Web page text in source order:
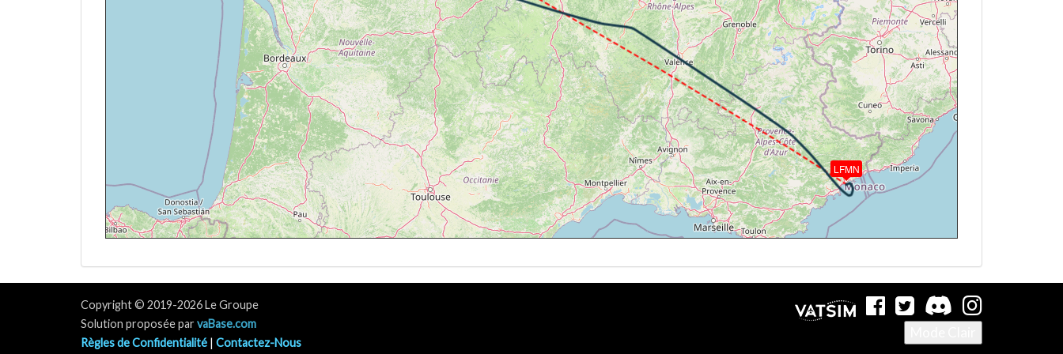
[12:54:14Z] L'appareil à 29850ft / KIAS 262kts / GS 371kts / HDG 291° / TAT -48° / WIND 329/49kt
[12:58:27Z] L'appareil en montée / KIAS 261kts / GS 371kts / VS 51FPM / ALT 29900ft / PITCH -1.66° / HDG 290° / TAT -48° / WIND 324/45kt
[12:58:43Z] L'appareil à 29900ft / KIAS 262kts / GS 369kts / HDG 290° / TAT -48° / WIND 322/46kt
[12:59:02Z] L'appareil en montée / KIAS 261kts / GS 369kts / VS 60FPM / ALT 29910ft / PITCH -2.22° / HDG 290° / TAT -48° / WIND 322/45kt
[12:59:15Z] L'appareil à 29920ft / KIAS 261kts / GS 369kts / HDG 289° / TAT -48° / WIND 320/45kt
[13:12:19Z] L'appareil en descente / ALT 29820ft / KIAS 261kts / GS 369kts / HDG 288° / VS -1163FPM / TAT -47° / WIND 317/43kt
[13:14:21Z] Aérofreins déployés/Armés, KIAS 268kts / ALT 25730ft
[13:15:31Z] L'appareil en montée / KIAS 271kts / GS 352kts / VS 102FPM / ALT 24150ft / PITCH -2.22° / HDG 319° / TAT -33° / WIND 310/33kt
[13:15:55Z] L'appareil à 24170ft / KIAS 273kts / GS 356kts / HDG 320° / TAT -33° / WIND 311/33kt
[13:16:17Z] L'appareil en descente / ALT 24000ft / KIAS 275kts / GS 358kts / HDG 320° / VS -1889FPM / TAT -33° / WIND 311/34kt
[13:23:41Z] Landing lights ON, ALT 10660ft
[13:24:09Z] Spoilers RETRACTED , KIAS 247kts / ALT 10400ft
[13:27:25Z] Spoilers RETRACTED , KIAS 207kts / ALT 6660ft
[13:31:08Z] L'appareil en montée / KIAS 182kts / GS 173kts / VS 457FPM / ALT 3420ft / PITCH -1.69° / HDG 225° / TAT 6° / WIND 271/22kt
[13:31:20Z] L'appareil en descente / ALT 3370ft / KIAS 171kts / GS 163kts / HDG 226° / VS -552FPM / TAT 7° / WIND 271/22kt
[13:31:31Z] Aérofreins déployés/Armés, KIAS 163kts / ALT 3270ft
[13:33:29Z] Spoilers RETRACTED , KIAS 137kts / ALT 1970ft
LFMN
Copyright © 2019-2026 Le Groupe
Solution proposée parvaBase.com
Règles de Confidentialité | Contactez-Nous